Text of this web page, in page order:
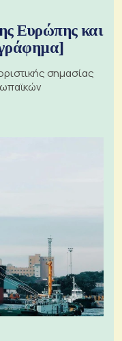
Ευρώπης και
σημασίας